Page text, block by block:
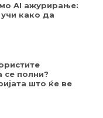
AI ажурирање:
учи како да
полни?
што ќе ве